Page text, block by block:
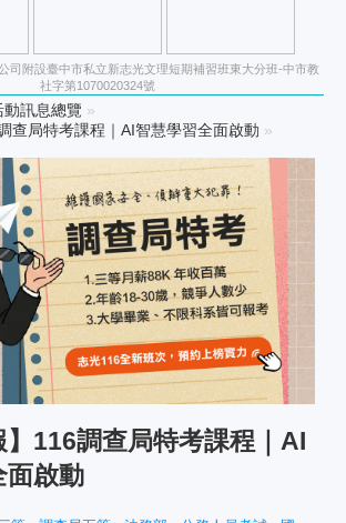
司附設臺中市私立新志光文理短期補習班東大分班-中市教
社字第1070020324號
動訊息總覽 »
查局特考課程｜AI智慧學習全面啟動 »
】116調查局特考課程｜AI
面啟動